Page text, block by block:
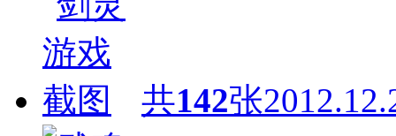
共142张